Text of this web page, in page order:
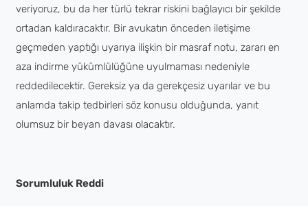
veriyoruz, bu da her türlü tekrar riskini bağlayıcı bir şekilde
ortadan kaldıracaktır. Bir avukatın önceden iletişime
geçmeden yaptığı uyarıya ilişkin bir masraf notu, zararı en
aza indirme yükümlülüğüne uyulmaması nedeniyle
reddedilecektir. Gereksiz ya da gerekçesiz uyarılar ve bu
anlamda takip tedbirleri söz konusu olduğunda, yanıt
olumsuz bir beyan davası olacaktır.
Sorumluluk Reddi